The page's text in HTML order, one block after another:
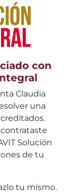
con
Claudia
una
Solución
de tu
tu mismo.